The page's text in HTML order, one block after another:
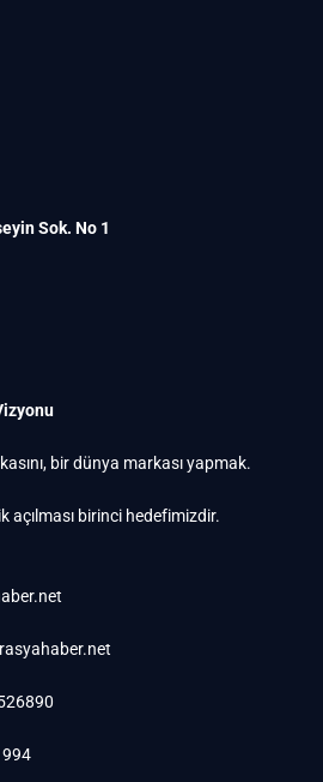
Sok. No 1
bir dünya markası yapmak.
açılması birinci hedefimizdir.